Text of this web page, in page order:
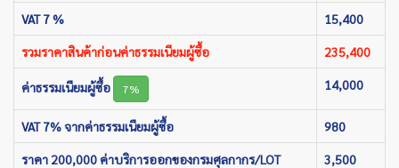
VAT 7 % 15,400
รวมราคาสินค้าก่อนค่าธรรมเนียมผู้ซื้อ 235,400
ค่าธรรมเนียมผู้ซื้อ 7% 14,000
VAT 7% จากค่าธรรมเนียมผู้ซื้อ 980
ราคา 200,000 ค่าบริการออกของกรมศุลกากร/LOT 3,500